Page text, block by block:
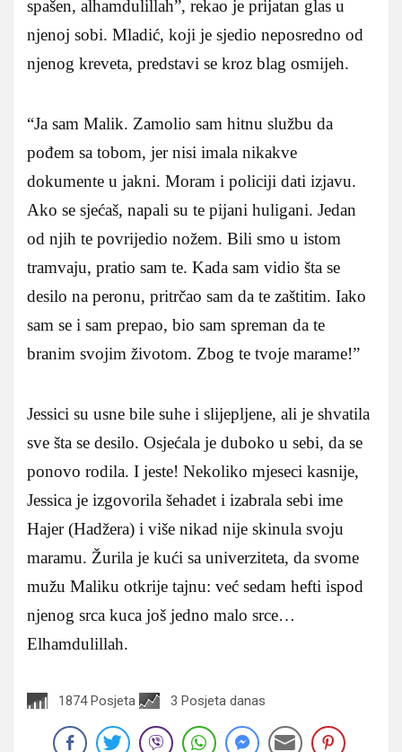
spašen, alhamdulillah”, rekao je prijatan glas u
njenoj sobi. Mladić, koji je sjedio neposredno od
njenog kreveta, predstavi se kroz blag osmijeh.
“Ja sam Malik. Zamolio sam hitnu službu da
pođem sa tobom, jer nisi imala nikakve
dokumente u jakni. Moram i policiji dati izjavu.
Ako se sjećaš, napali su te pijani huligani. Jedan
od njih te povrijedio nožem. Bili smo u istom
tramvaju, pratio sam te. Kada sam vidio šta se
desilo na peronu, pritrčao sam da te zaštitim. Iako
sam se i sam prepao, bio sam spreman da te
branim svojim životom. Zbog te tvoje marame!”
Jessici su usne bile suhe i slijepljene, ali je shvatila
sve šta se desilo. Osjećala je duboko u sebi, da se
ponovo rodila. I jeste! Nekoliko mjeseci kasnije,
Jessica je izgovorila šehadet i izabrala sebi ime
Hajer (Hadžera) i više nikad nije skinula svoju
maramu. Žurila je kući sa univerziteta, da svome
mužu Maliku otkrije tajnu: već sedam hefti ispod
njenog srca kuca još jedno malo srce…
Elhamdulillah.
1874 Posjeta 3 Posjeta danas